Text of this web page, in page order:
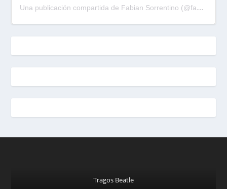
Una publicación compartida de Fabian Sorrentino (@fabiansonria)
Tragos Beatle